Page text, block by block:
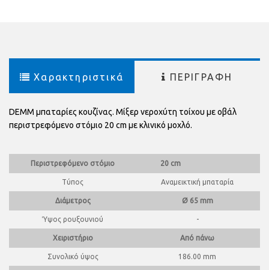
Χαρακτηριστικά ΠΕΡΙΓΡΑΦΗ
DEMM μπαταρίες κουζίνας. Μίξερ νεροχύτη τοίχου με οβάλ
περιστρεφόμενο στόμιο 20 cm με κλινικό μοχλό.
Περιστρεφόμενο στόμιο 20 cm
Τύπος Αναμεικτική μπαταρία
Διάμετρος Ø 65 mm
Ύψος ρουξουνιού -
Χειριστήριο Από πάνω
Συνολικό ύψος 186.00 mm